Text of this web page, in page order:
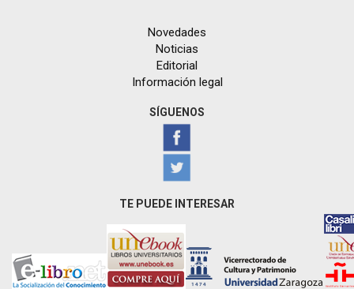
Novedades
Noticias
Editorial
Información legal
SÍGUENOS
TE PUEDE INTERESAR